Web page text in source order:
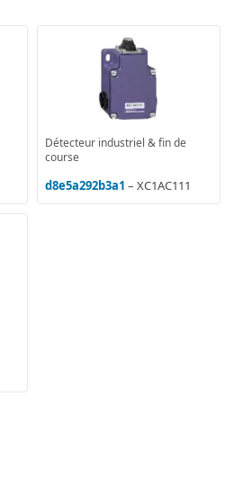
Détecteur industriel & fin de
course
d8e5a292b3a1 – XC1AC111